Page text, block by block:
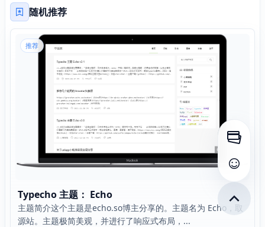
随机推荐
推荐
Typecho 主题： Echo
主题简介这个主题是echo.so博主分享的。主题名为 Echo，取
源站。主题极简美观，并进行了响应式布局，...
打开侧
查看评